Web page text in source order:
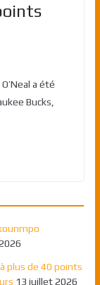
a été
Bucks,
plus de 40 points
13 juillet 2026